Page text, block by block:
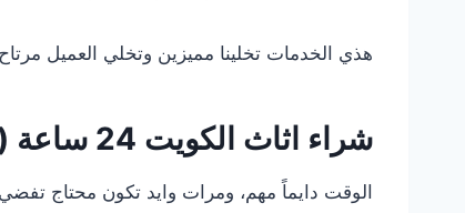
هذي الخدمات تخلينا مميزين وتخلي العميل
شراء اثاث الكويت 24 ساعة (أعلى سعر كاش)
الوقت دايماً مهم، ومرات وايد تكون محتاج